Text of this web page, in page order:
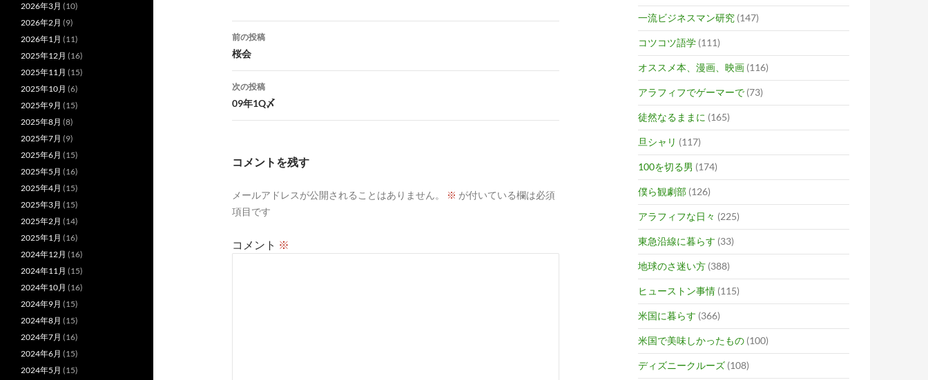
投
稿
ナ
ビ
ゲ
ョ
前の投稿
桜会
次の投稿
09年1Q〆
コメントを残す
メールアドレスが公開されることはありません。 ※ が付いている欄は必須
項目です
コメント ※
一流ビジネスマン研究 (147)
コツコツ語学 (111)
オススメ本、漫画、映画 (116)
アラフィフでゲーマーで (73)
徒然なるままに (165)
旦シャリ (117)
100を切る男 (174)
僕ら観劇部 (126)
アラフィフな日々 (225)
東急沿線に暮らす (33)
地球のさ迷い方 (388)
ヒューストン事情 (115)
米国に暮らす (366)
米国で美味しかったもの (100)
ディズニークルーズ (108)
2026年3月 (10)
2026年2月 (9)
2026年1月 (11)
2025年12月 (16)
2025年11月 (15)
2025年10月 (6)
2025年9月 (15)
2025年8月 (8)
2025年7月 (9)
2025年6月 (15)
2025年5月 (16)
2025年4月 (15)
2025年3月 (15)
2025年2月 (14)
2025年1月 (16)
2024年12月 (16)
2024年11月 (15)
2024年10月 (16)
2024年9月 (15)
2024年8月 (15)
2024年7月 (16)
2024年6月 (15)
2024年5月 (15)